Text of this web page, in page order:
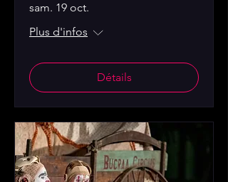
sam. 19 oct.
Plus d'infos
Détails